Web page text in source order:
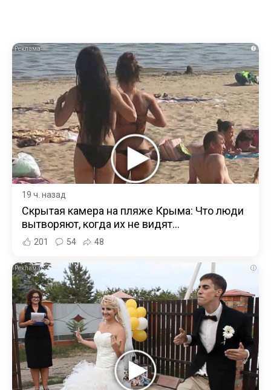
i
19 ч. назад
Скрытая камера на пляже Крыма: Что люди
вытворяют, когда их не видят...
201 54 48
i